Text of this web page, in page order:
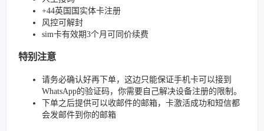
+44英国国实体卡注册
风控可解封
sim卡有效期3个月可同价续费
特别注意
请务必确认好再下单，这边只能保证手机卡可以接到
WhatsApp的验证码，你需要自己解决设备注册的限制。
下单之后提供可以收邮件的邮箱，卡激活成功和短信都
会发邮件到你的邮箱